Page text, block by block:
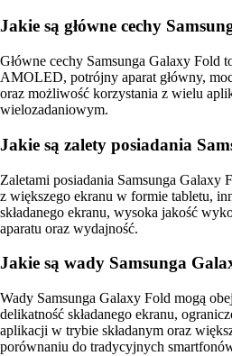
Jakie są główne cechy
Główne cechy Samsunga Galaxy Fold
AMOLED, potrójny aparat główny,
oraz możliwość korzystania z wielu
wielozadaniowym.
Jakie są zalety posiadania
Zaletami posiadania Samsunga Galaxy
z większego ekranu w formie tabletu,
składanego ekranu, wysoka jakość
aparatu oraz wydajność.
Jakie są wady Samsunga
Wady Samsunga Galaxy Fold mogą
delikatność składanego ekranu,
aplikacji w trybie składanym oraz
porównaniu do tradycyjnych